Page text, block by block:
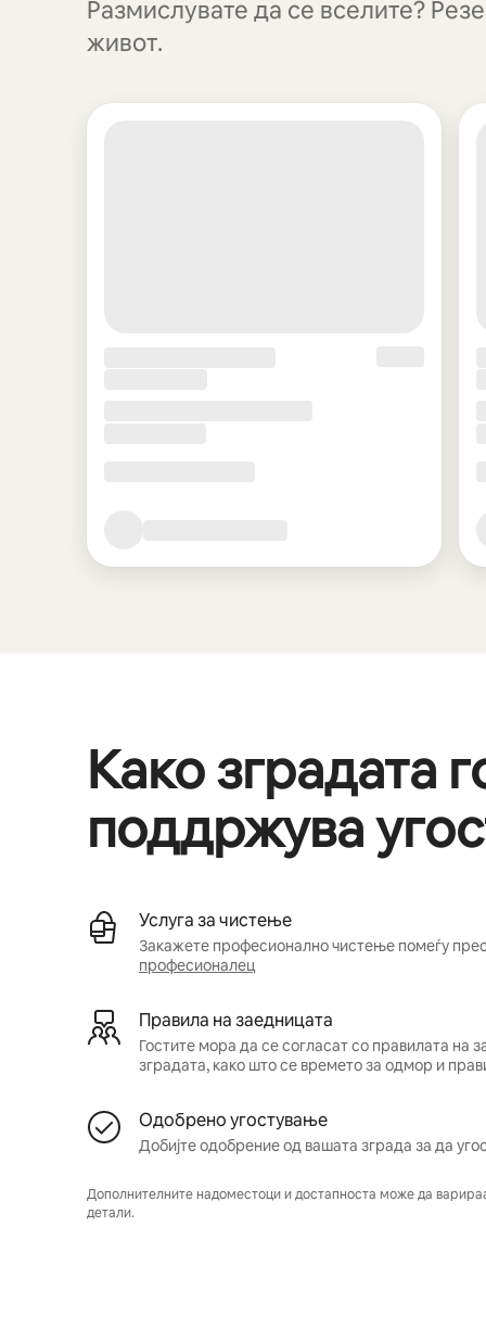
Размислувате да се вселите?
живот.
Како зградата
поддржува
Услуга за чистење
Закажете професионално чистење помеѓу
професионалец
Правила на заедницата
Гостите мора да се согласат со правилата на
зградата, како што се времето за одмор и
Одобрено угостување
Добијте одобрение од вашата зграда за да
Дополнителните надоместоци и достапноста може да
детали.